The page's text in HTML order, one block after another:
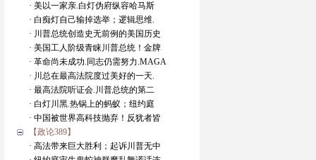
· 美以一家亲.白灯伪府纵容哈马斯
· 白痴灯自己输掉选举；逻辑思维.
· 川普总统创造史无前例的美国历史
· 美国工人阶级青睐川普总统！金牌
· 革命尚未成功.同志仍需努力.MAGA
· 川总在最高法院度过美好的一天.
· 最高法院听证会.川普总统的第二
· 白灯川黑.热锅上的蚂蚁；纽约庭
· 中国被世界高科技抛弃！反犹者皆
【政论389】
· 高法带来巨大胜利；起诉川普无中